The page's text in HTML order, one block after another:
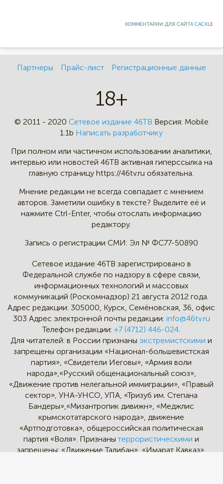
КОММЕНТАРИИ ДЛЯ САЙТАCACKLE
Партнеры Прайс-лист Регистрационные данные
18+
© 2011 - 2020 Сетевое издание 46ТВ Версия: Mobile
1.1b Написать разработчику
При полном или частичном использовании аналитики,
интервью или новостей 46TB активная гиперссылка на
главную страницу https://46tv.ru обязательна.
Мнение редакции не всегда совпадает с мнением
авторов. Заметили ошибку в тексте? Выделите её и
нажмите Ctrl-Enter, чтобы отослать информацию
редактору.
Запись о регистрации СМИ: Эл № ФС77-50890
Сетевое издание 46ТВ зарегистрировано в
Федеральной службе по надзору в сфере связи,
информационных технологий и массовых
коммуникаций (Роскомнадзор) 21 августа 2012 года.
Адрес редакции: 305000, Курск, Семёновская, 36, офис
303 Адрес электронной почты редакции: info@46tv.ru
Телефон редакции: +7 (4712) 446-024
Для читателей: в России признаныэкстремистскими и
запрещены организации «Национал-большевистская
партия», «Свидетели Иеговы», «Армия воли
народа»,«Русский общенациональный союз»,
«Движение против нелегальной иммиграции», «Правый
сектор», УНА-УНСО, УПА, «Тризуб им. Степана
Бандеры»,«Мизантропик дивижн», «Меджлис
крымскотатарского народа», движение
«Артподготовка», общероссийская политическая
партия «Воля». Признанытеррористическими и
запрещены: «Движение Талибан», «Имарат Кавказ»,